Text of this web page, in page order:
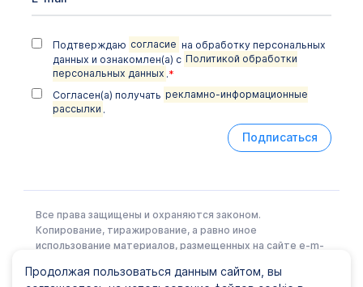
Подтверждаю согласие на обработку персональных
данных и ознакомлен(а) с Политикой обработки
персональных данных .*
Согласен(а) получать рекламно-информационные
рассылки .
Подписаться
Все права защищены и охраняются законом.
Копирование, тиражирование, а равно иное
использование материалов, размещенных на сайте e-m-
Правообладателя.
Продолжая пользоваться данным сайтом, вы